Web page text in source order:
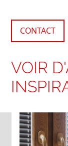
CONTACT
VOIR